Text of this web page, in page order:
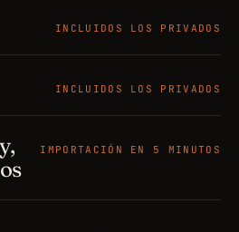
INCLUIDOS LOS PRIVADOS
INCLUIDOS LOS PRIVADOS
IMPORTACIÓN EN 5 MINUTOS